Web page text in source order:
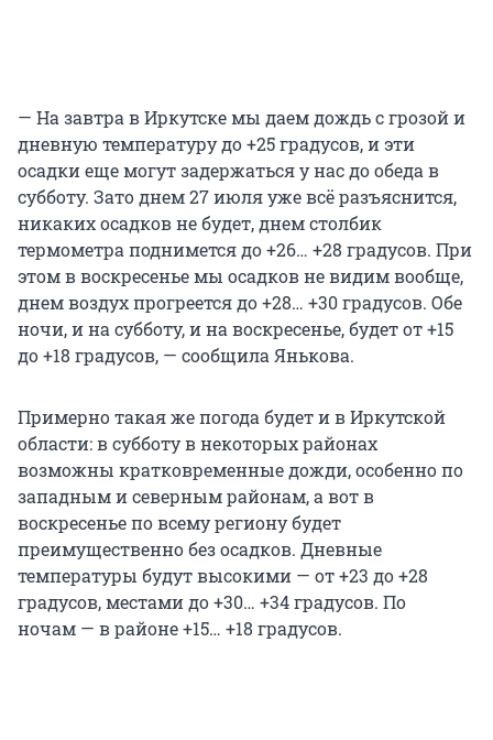
— На завтра в Иркутске мы даем дождь с грозой и
дневную температуру до +25 градусов, и эти
осадки еще могут задержаться у нас до обеда в
субботу. Зато днем 27 июля уже всё разъяснится,
никаких осадков не будет, днем столбик
термометра поднимется до +26… +28 градусов. При
этом в воскресенье мы осадков не видим вообще,
днем воздух прогреется до +28… +30 градусов. Обе
ночи, и на субботу, и на воскресенье, будет от +15
до +18 градусов, — сообщила Янькова.
Примерно такая же погода будет и в Иркутской
области: в субботу в некоторых районах
возможны кратковременные дожди, особенно по
западным и северным районам, а вот в
воскресенье по всему региону будет
преимущественно без осадков. Дневные
температуры будут высокими — от +23 до +28
градусов, местами до +30… +34 градусов. По
ночам — в районе +15… +18 градусов.